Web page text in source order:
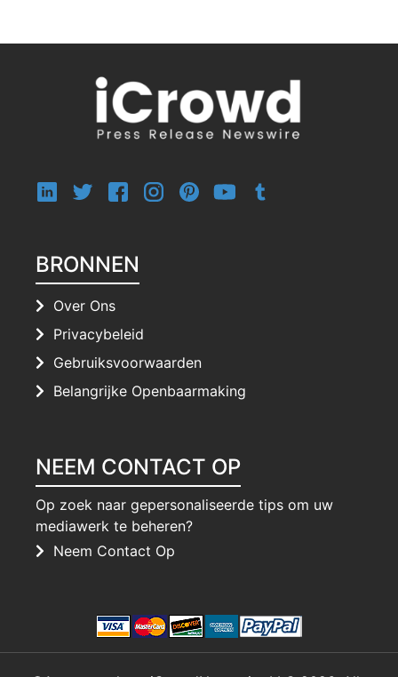
BRONNEN
Over Ons
Privacybeleid
Gebruiksvoorwaarden
Belangrijke Openbaarmaking
NEEM CONTACT OP
Op zoek naar gepersonaliseerde tips om uw
mediawerk te beheren?
Neem Contact Op